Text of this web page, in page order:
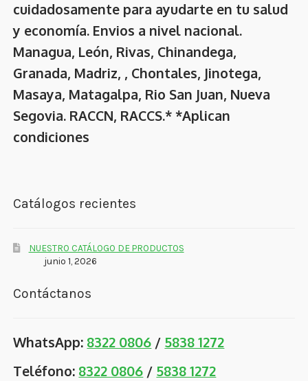
cuidadosamente para ayudarte en tu salud
y economía. Envios a nivel nacional.
Managua, León, Rivas, Chinandega,
Granada, Madriz, , Chontales, Jinotega,
Masaya, Matagalpa, Rio San Juan, Nueva
Segovia. RACCN, RACCS.* *Aplican
condiciones
Catálogos recientes
NUESTRO CATÁLOGO DE PRODUCTOS
junio 1, 2026
Contáctanos
WhatsApp: 8322 0806 / 5838 1272
Teléfono: 8322 0806 / 5838 1272